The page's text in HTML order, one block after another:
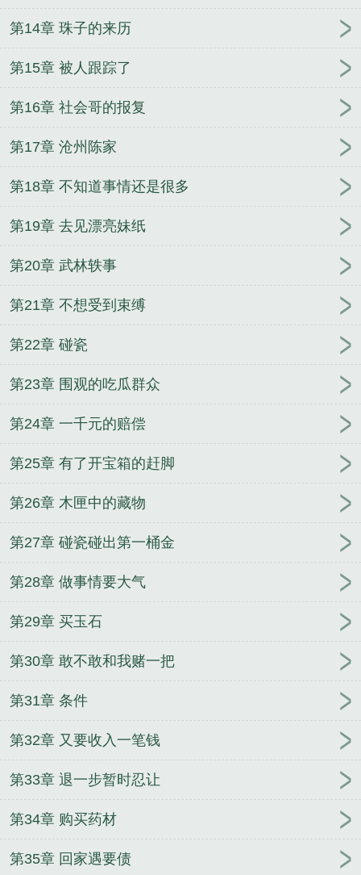
第14章 珠子的来历
第15章 被人跟踪了
第16章 社会哥的报复
第17章 沧州陈家
第18章 不知道事情还是很多
第19章 去见漂亮妹纸
第20章 武林轶事
第21章 不想受到束缚
第22章 碰瓷
第23章 围观的吃瓜群众
第24章 一千元的赔偿
第25章 有了开宝箱的赶脚
第26章 木匣中的藏物
第27章 碰瓷碰出第一桶金
第28章 做事情要大气
第29章 买玉石
第30章 敢不敢和我赌一把
第31章 条件
第32章 又要收入一笔钱
第33章 退一步暂时忍让
第34章 购买药材
第35章 回家遇要债